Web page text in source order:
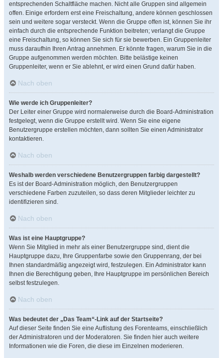
entsprechenden Schaltfläche machen. Nicht alle Gruppen sind allgemein
offen. Einige erfordern erst eine Freischaltung, andere können geschlossen
sein und weitere sogar versteckt. Wenn die Gruppe offen ist, können Sie ihr
einfach durch die entsprechende Funktion beitreten; verlangt die Gruppe
eine Freischaltung, so können Sie sich für sie bewerben. Ein Gruppenleiter
muss daraufhin Ihren Antrag annehmen. Er könnte fragen, warum Sie in die
Gruppe aufgenommen werden möchten. Bitte belästige keinen
Gruppenleiter, wenn er Sie ablehnt, er wird einen Grund dafür haben.
Nach oben
Wie werde ich Gruppenleiter?
Der Leiter einer Gruppe wird normalerweise durch die Board-Administration
festgelegt, wenn die Gruppe erstellt wird. Wenn Sie eine eigene
Benutzergruppe erstellen möchten, dann sollten Sie einen Administrator
kontaktieren.
Nach oben
Weshalb werden verschiedene Benutzergruppen farbig dargestellt?
Es ist der Board-Administration möglich, den Benutzergruppen
verschiedene Farben zuzuteilen, so dass deren Mitglieder leichter zu
identifizieren sind.
Nach oben
Was ist eine Hauptgruppe?
Wenn Sie Mitglied in mehr als einer Benutzergruppe sind, dient die
Hauptgruppe dazu, Ihre Gruppenfarbe sowie den Gruppenrang, der bei
Ihnen standardmäßig angezeigt wird, festzulegen. Ein Administrator kann
Ihnen die Berechtigung geben, Ihre Hauptgruppe im persönlichen Bereich
selbst festzulegen.
Nach oben
Was bedeutet der „Das Team“-Link auf der Startseite?
Auf dieser Seite finden Sie eine Auflistung des Forenteams, einschließlich
der Administratoren und der Moderatoren. Sie finden hier auch weitere
Informationen wie die Foren, die diese im Einzelnen moderieren.